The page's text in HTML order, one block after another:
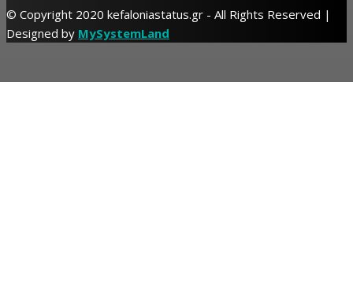
© Copyright 2020 kefaloniastatus.gr - All Rights Reserved |
Designed by MySystemLand